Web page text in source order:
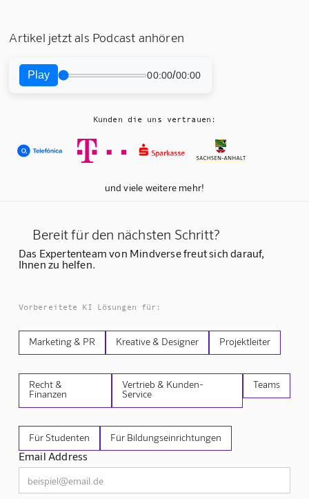
Artikel jetzt als Podcast anhören
Play 00:00/00:00
Kunden die uns vertrauen:
und viele weitere mehr!
Bereit für den nächsten Schritt?
Das Expertenteam von Mindverse freut sich darauf,
Ihnen zu helfen.
Vorbereitete KI Lösungen für:
Marketing & PR Kreative & Designer Projektleiter
Recht &
Finanzen
Vertrieb & Kunden-
Service
Teams
Für Studenten Für Bildungseinrichtungen
Email Address